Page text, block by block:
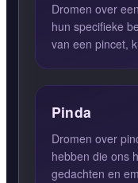
Dromen over een pincet
hun specifieke
van een pincet,
Pinda
Dromen over
hebben die ons
gedachten en